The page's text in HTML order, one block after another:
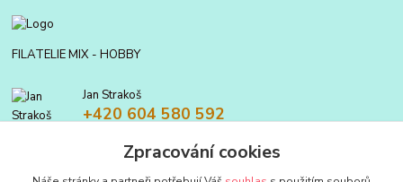
FILATELIE MIX - HOBBY
Jan Strakoš
+420 604 580 592
filatelie.mix@seznam.czZpracování cookies